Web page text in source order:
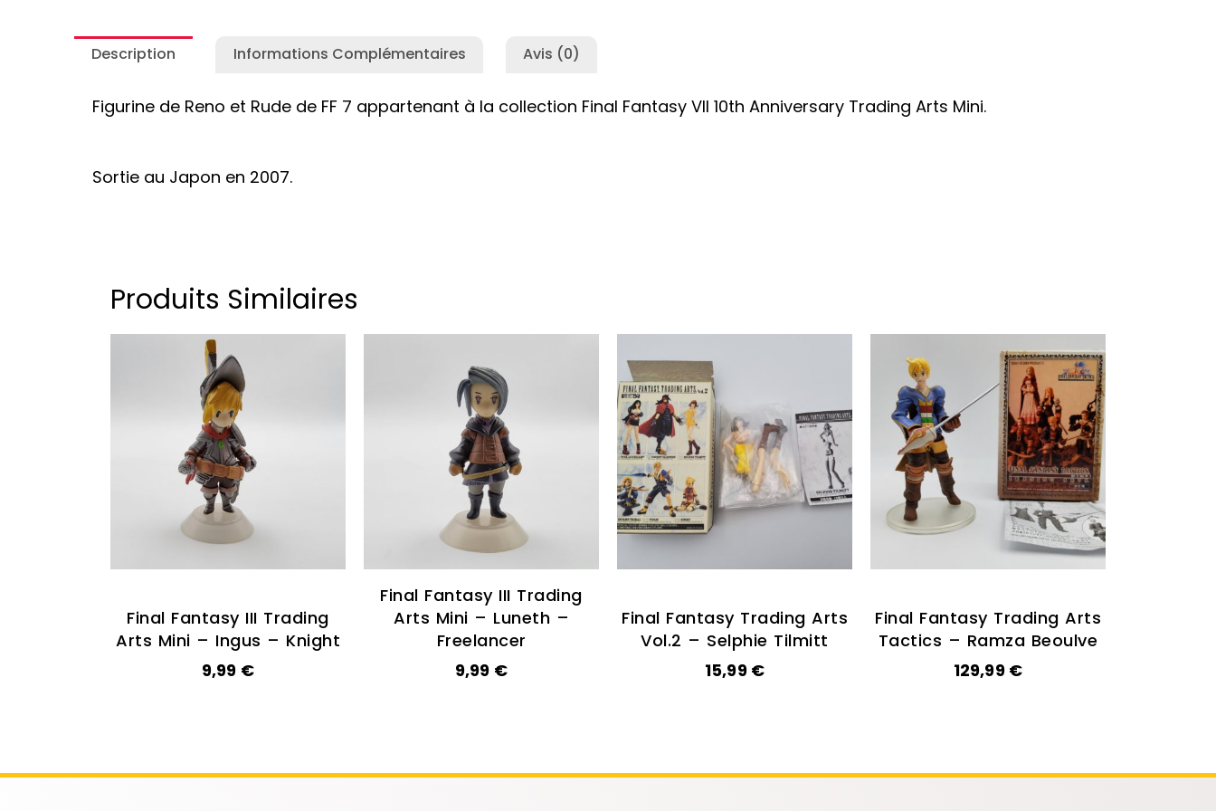
Description Informations Complémentaires Avis (0)
Figurine de Reno et Rude de FF 7 appartenant à la collection Final Fantasy VII 10th Anniversary Trading Arts Mini.
Sortie au Japon en 2007.
Produits Similaires
Final Fantasy III Trading
Arts Mini – Ingus – Knight
9,99 €
Final Fantasy III Trading
Arts Mini – Luneth –
Freelancer
9,99 €
Final Fantasy Trading Arts
Vol.2 – Selphie Tilmitt
15,99 €
Final Fantasy Trading Arts
Tactics – Ramza Beoulve
129,99 €